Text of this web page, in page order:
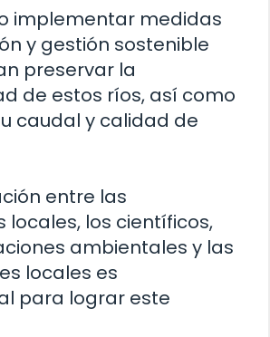
implementar medidas
y gestión sostenible
preservar la
de estos ríos, así como
caudal y calidad de
entre las
locales, los científicos,
ambientales y las
locales es
para lograr este